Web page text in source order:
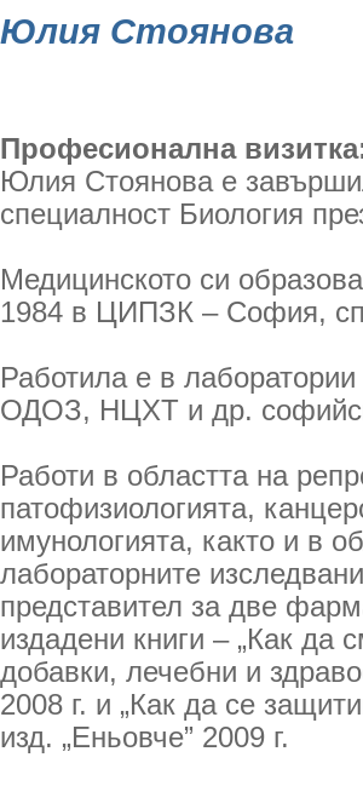
Юлия Стоянова
Професионална
Юлия Стоянова е
специалност Биология
Медицинското си
1984 в ЦИПЗК – София,
Работила е в
ОДОЗ, НЦХТ и др.
Работи в областта на
патофизиологията,
имунологията, както и в
лабораторните
представител за две
издадени книги – „Как да
добавки, лечебни и
2008 г. и „Как да се
изд. „Еньовче” 2009 г.